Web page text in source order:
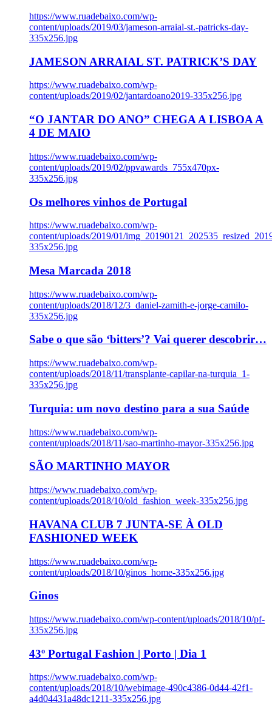
https://www.ruadebaixo.com/wp-
content/uploads/2019/03/jameson-arraial-st.-patricks-day-
335x256.jpg
JAMESON ARRAIAL ST. PATRICK’S DAY
https://www.ruadebaixo.com/wp-
content/uploads/2019/02/jantardoano2019-335x256.jpg
“O JANTAR DO ANO” CHEGA A LISBOA A
4 DE MAIO
https://www.ruadebaixo.com/wp-
content/uploads/2019/02/ppvawards_755x470px-
335x256.jpg
Os melhores vinhos de Portugal
https://www.ruadebaixo.com/wp-
content/uploads/2019/01/
335x256.jpg
Mesa Marcada 2018
https://www.ruadebaixo.com/wp-
content/uploads/2018/12/3_daniel-zamith-e-jorge-camilo-
335x256.jpg
Sabe o que são ‘bitters’? Vai querer descobrir…
https://www.ruadebaixo.com/wp-
content/uploads/2018/11/transplante-capilar-na-turquia_1-
335x256.jpg
Turquia: um novo destino para a sua Saúde
https://www.ruadebaixo.com/wp-
content/uploads/2018/11/sao-martinho-mayor-335x256.jpg
SÃO MARTINHO MAYOR
https://www.ruadebaixo.com/wp-
content/uploads/2018/10/old_fashion_week-335x256.jpg
HAVANA CLUB 7 JUNTA-SE À OLD
FASHIONED WEEK
https://www.ruadebaixo.com/wp-
content/uploads/2018/10/ginos_home-335x256.jpg
Ginos
https://www.ruadebaixo.com/wp-content/uploads/2018/10/pf-
335x256.jpg
43º Portugal Fashion | Porto | Dia 1
https://www.ruadebaixo.com/wp-
content/uploads/2018/10/webimage-490c4386-0d44-42f1-
a4d04431a48dc1211-335x256.jpg